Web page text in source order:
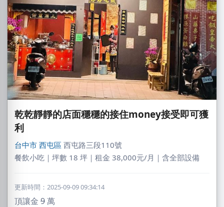
乾乾靜靜的店面穩穩的接住money接受即可獲
利
台中市 西屯區 西屯路三段110號
餐飲小吃｜坪數 18 坪｜租金 38,000元/月｜含全部設備
更新時間：2025-09-09 09:34:14
頂讓金 9萬